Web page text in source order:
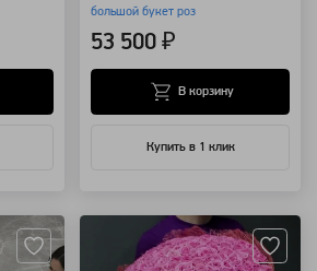
большой букет роз
53 500 ₽
Купить в 1 клик
В корзину